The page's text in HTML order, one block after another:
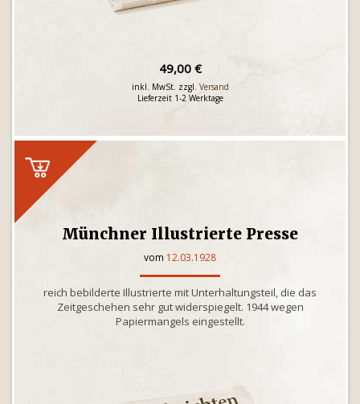
49,00 €
inkl. MwSt. zzgl. Versand
Lieferzeit 1-2 Werktage
Münchner Illustrierte Presse
vom 12.03.1928
reich bebilderte Illustrierte mit Unterhaltungsteil, die das
Zeitgeschehen sehr gut widerspiegelt. 1944 wegen
Papiermangels eingestellt.